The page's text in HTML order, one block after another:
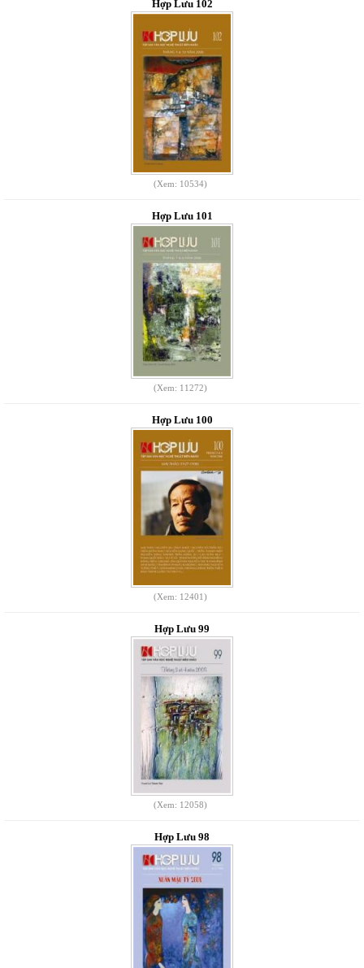
Hợp Lưu 102
(Xem: 10534)
Hợp Lưu 101
(Xem: 11272)
Hợp Lưu 100
(Xem: 12401)
Hợp Lưu 99
(Xem: 12058)
Hợp Lưu 98